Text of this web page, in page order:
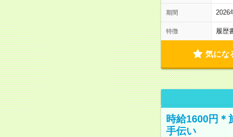
期間 2026
特徴 履歴
気にな
時給1600円＊
手伝い